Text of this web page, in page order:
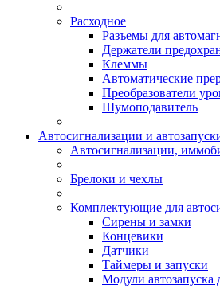
Расходное
Разъемы для
Держатели
Клеммы
Автоматические
Преобразователи
Шумоподавитель
Автосигнализации и
Автосигнализации,
Брелоки и чехлы
Комплектующие для
Сирены и замки
Концевики
Датчики
Таймеры и запуски
Модули автозапуска